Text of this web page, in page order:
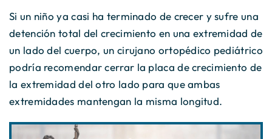
Si un niño ya casi ha terminado de crecer y sufre una
detención total del crecimiento en una extremidad de
un lado del cuerpo, un cirujano ortopédico pediátrico
podría recomendar cerrar la placa de crecimiento de
la extremidad del otro lado para que ambas
extremidades mantengan la misma longitud.